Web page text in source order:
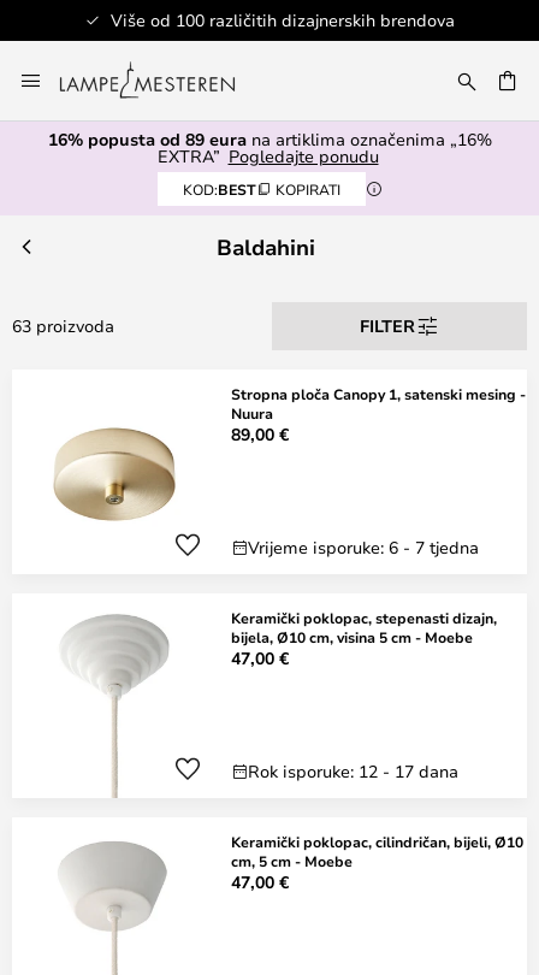
Više od 100 različitih dizajnerskih brendova
to
Content
16% popusta od 89 eurana artiklima označenima „16%
EXTRA” Pogledajte ponudu
KOD:BEST KOPIRATI
Baldahini
63 proizvoda FILTER
Stropna ploča Canopy 1, satenski mesing -
Nuura
89,00 €
Vrijeme isporuke: 6 - 7 tjedna
Keramički poklopac, stepenasti dizajn,
bijela, Ø10 cm, visina 5 cm - Moebe
47,00 €
Rok isporuke: 12 - 17 dana
Keramički poklopac, cilindričan, bijeli, Ø10
cm, 5 cm - Moebe
47,00 €